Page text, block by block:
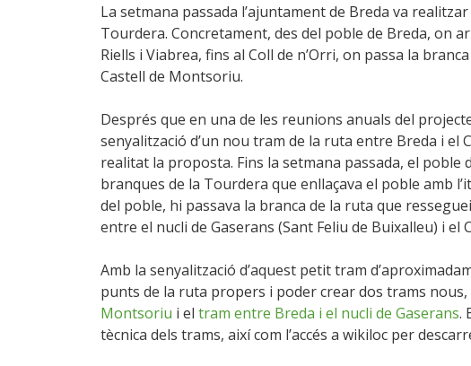
La setmana passada l’ajuntament de Breda va
Tourdera. Concretament, des del poble de Breda, on
Riells i Viabrea, fins al Coll de n’Orri, on passa la
Castell de Montsoriu.
Després que en una de les reunions anuals del
senyalització d’un nou tram de la ruta entre Breda i el
realitat la proposta. Fins la setmana passada, el poble
branques de la Tourdera que enllaçava el poble amb
del poble, hi passava la branca de la ruta que
entre el nucli de Gaserans (Sant Feliu de Buixalleu) i el
Amb la senyalització d’aquest petit tram
punts de la ruta propers i poder crear dos trams nous,
Montsoriu i el tram entre Breda i el nucli de Gaserans.
tècnica dels trams, així com l’accés a wikiloc per